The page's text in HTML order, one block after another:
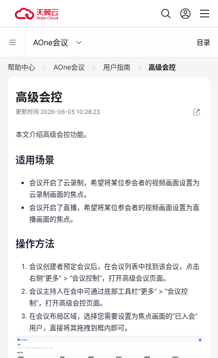
AOne会议 目录
帮助中心 AOne会议 用户指南 高级会控
高级会控
更新时间 2026-06-05 10:28:23
本文介绍高级会控功能。
适用场景
会议开启了云录制，希望将某位参会者的视频画面设置为
云录制画面的焦点。
会议开启了直播，希望将某位参会者的视频画面设置为直
播画面的焦点。
操作方法
会议创建者预定会议后，在会议列表中找到该会议，点击
右侧“更多” > “会议控制”，打开高级会议页面。
会议主持人在会中可通过底部工具栏“更多” > “会议控
制”，打开高级会控页面。
在会议布局区域，选择您需要设置为焦点画面的“已入会”
用户，直接将其拖拽到框内即可。